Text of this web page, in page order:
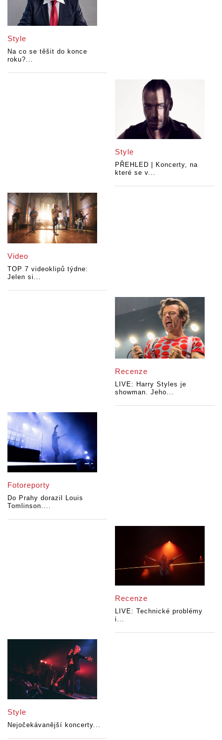
Style
Na co se těšit do konce
roku?...
Style
PŘEHLED | Koncerty, na
které se v...
Video
TOP 7 videoklipů týdne:
Jelen si...
Recenze
LIVE: Harry Styles je
showman. Jeho...
Fotoreporty
Do Prahy dorazil Louis
Tomlinson....
Recenze
LIVE: Technické problémy
i...
Style
Nejočekávanější koncerty...